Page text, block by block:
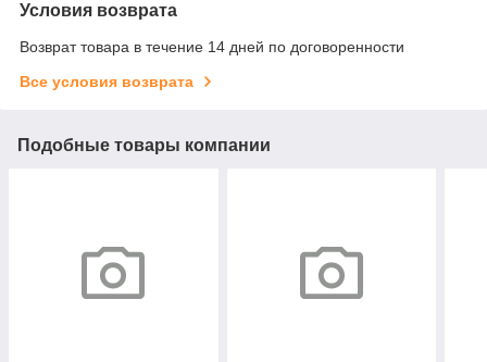
Условия возврата
Возврат товара в течение 14 дней по договоренности
Все условия возврата
Подобные товары компании